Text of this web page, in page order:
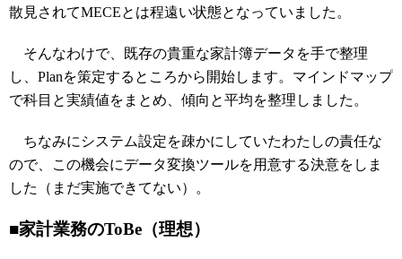
散見されてMECEとは程遠い状態となっていました。
そんなわけで、既存の貴重な家計簿データを手で整理
し、Planを策定するところから開始します。マインドマップ
で科目と実績値をまとめ、傾向と平均を整理しました。
ちなみにシステム設定を疎かにしていたわたしの責任な
ので、この機会にデータ変換ツールを用意する決意をしま
した（まだ実施できてない）。
■家計業務のToBe（理想）